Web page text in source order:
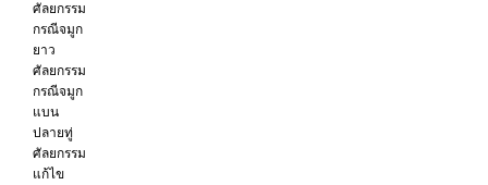
ศัลยกรรม
กรณีจมูก
ยาว
ศัลยกรรม
กรณีจมูก
แบน
ปลายทู่
ศัลยกรรม
แก้ไข